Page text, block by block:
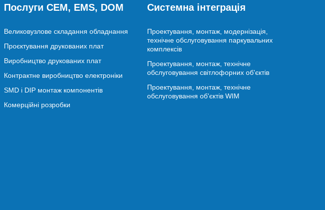
Послуги CEM, EMS, DOM
Великовузлове складання обладнання
Проєктування друкованих плат
Виробництво друкованих плат
Контрактне виробництво електроніки
SMD і DIP монтаж компонентів
Комерційні розробки
Системна інтеграція
Проектування, монтаж, модернізація,
технічне обслуговування паркувальних
комплексів
Проектування, монтаж, технічне
обслуговування світлофорних об'єктів
Проектування, монтаж, технічне
обслуговування об'єктів WIM